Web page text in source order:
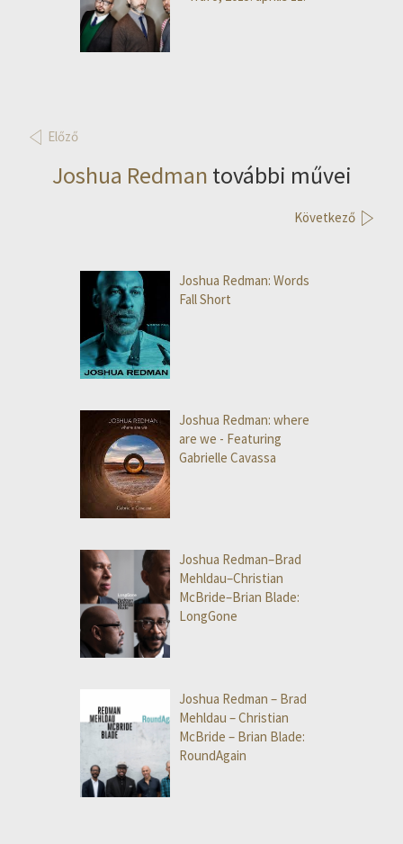
Előző
Joshua Redman további művei
Következő
Joshua Redman: Words
Fall Short
Joshua Redman: where
are we - Featuring
Gabrielle Cavassa
Joshua Redman–Brad
Mehldau–Christian
McBride–Brian Blade:
LongGone
Joshua Redman – Brad
Mehldau – Christian
McBride – Brian Blade:
RoundAgain